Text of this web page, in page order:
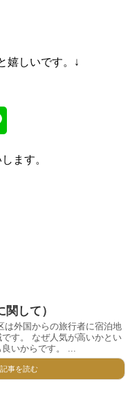
嬉しいです。↓
ます。
して）
は外国からの旅行者に宿泊地
す。 なぜ人気が高いかとい
いからです。 ...
記事を読む